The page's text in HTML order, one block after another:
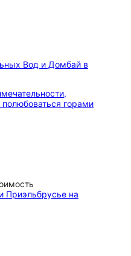
Вод и Домбай в
горами